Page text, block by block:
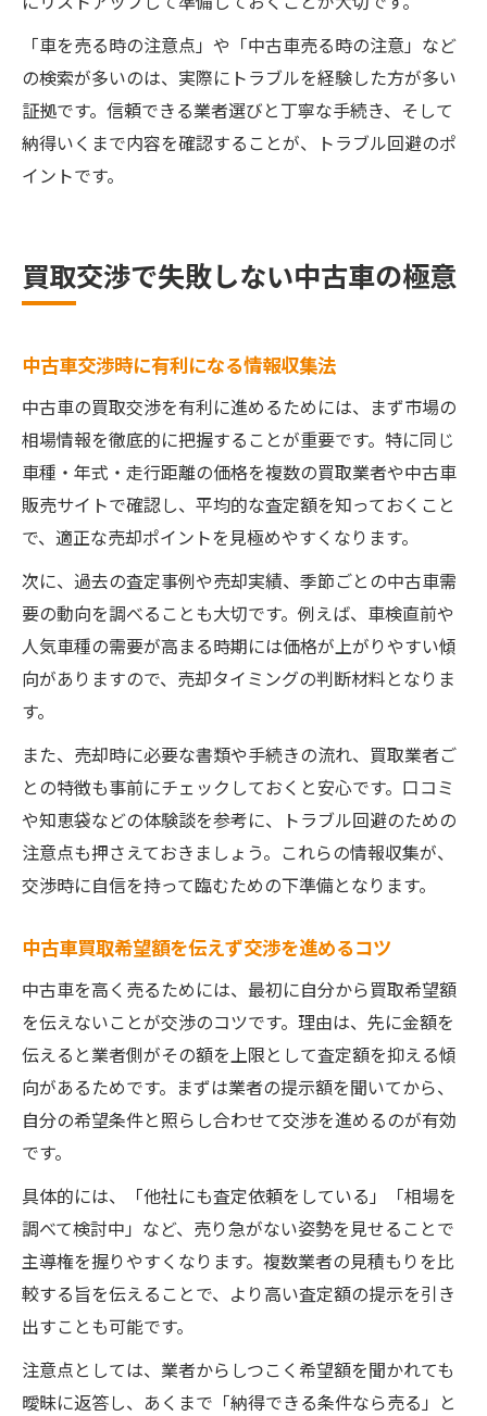
「車を売る時の注意点」や「中古車売る時の注意」など
の検索が多いのは、実際にトラブルを経験した方が多い
証拠です。信頼できる業者選びと丁寧な手続き、そして
納得いくまで内容を確認することが、トラブル回避のポ
イントです。
買取交渉で失敗しない中古車の極意
中古車交渉時に有利になる情報収集法
中古車の買取交渉を有利に進めるためには、まず市場の
相場情報を徹底的に把握することが重要です。特に同じ
車種・年式・走行距離の価格を複数の買取業者や中古車
販売サイトで確認し、平均的な査定額を知っておくこと
で、適正な売却ポイントを見極めやすくなります。
次に、過去の査定事例や売却実績、季節ごとの中古車需
要の動向を調べることも大切です。例えば、車検直前や
人気車種の需要が高まる時期には価格が上がりやすい傾
向がありますので、売却タイミングの判断材料となりま
す。
また、売却時に必要な書類や手続きの流れ、買取業者ご
との特徴も事前にチェックしておくと安心です。口コミ
や知恵袋などの体験談を参考に、トラブル回避のための
注意点も押さえておきましょう。これらの情報収集が、
交渉時に自信を持って臨むための下準備となります。
中古車買取希望額を伝えず交渉を進めるコツ
中古車を高く売るためには、最初に自分から買取希望額
を伝えないことが交渉のコツです。理由は、先に金額を
伝えると業者側がその額を上限として査定額を抑える傾
向があるためです。まずは業者の提示額を聞いてから、
自分の希望条件と照らし合わせて交渉を進めるのが有効
です。
具体的には、「他社にも査定依頼をしている」「相場を
調べて検討中」など、売り急がない姿勢を見せることで
主導権を握りやすくなります。複数業者の見積もりを比
較する旨を伝えることで、より高い査定額の提示を引き
出すことも可能です。
注意点としては、業者からしつこく希望額を聞かれても
曖昧に返答し、あくまで「納得できる条件なら売る」と